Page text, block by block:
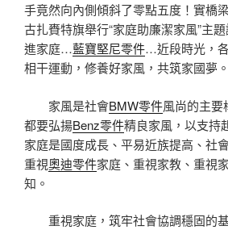
手竟然向內側傾斜了零點五度！實橋梁
古扎賚特旗舉行“家庭助廉潔家風”主
進家庭…藍寶堅尼零件…近段時光，
相干運動，修養好家風，共筑家國夢。
家風是社會BMW零件風尚的主要
都要弘揚Benz零件精良家風，以支持
家庭是國度成長、平易近族提高、社
重視奧迪零件家庭、重視家教、重視
知。
重視家庭，筑牢社會協調穩固的